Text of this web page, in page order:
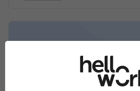
Développeur Full-Stack